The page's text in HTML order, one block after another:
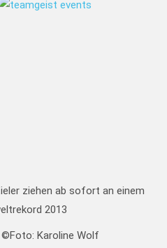
ziehen ab sofort an einem
2013
Karoline Wolf